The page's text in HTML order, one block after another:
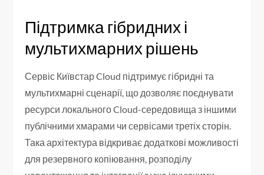
Підтримка гібридних і
мультихмарних рішень
Сервіс Київстар Cloud підтримує гібридні та
мультихмарні сценарії, що дозволяє поєднувати
ресурси локального Cloud-середовища з іншими
публічними хмарами чи сервісами третіх сторін.
Така архітектура відкриває додаткові можливості
для резервного копіювання, розподілу